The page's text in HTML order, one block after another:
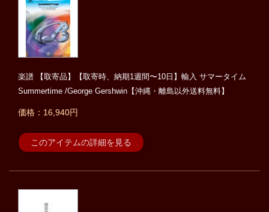
楽譜 【取寄品】【取寄時、納期1週間〜10日】輸入 サマータイム
Summertime /George Gershwin【沖縄・離島以外送料無料】
価格：16,940円
このアイテムの詳細を見る